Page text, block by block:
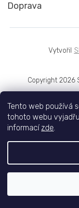
Tento web používá
tohoto webu
informacízde.
Doprava
Copyright 2026